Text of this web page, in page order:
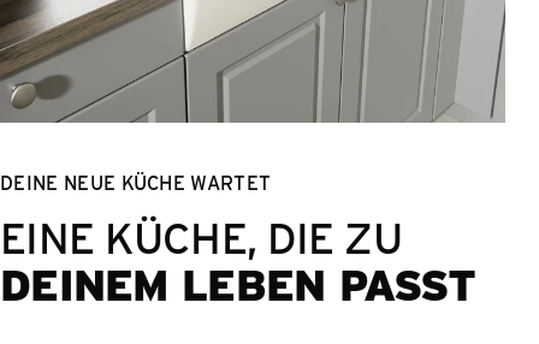
DEINE NEUE KÜCHE WARTET
EINE KÜCHE, DIE ZU
DEINEM LEBEN PASST